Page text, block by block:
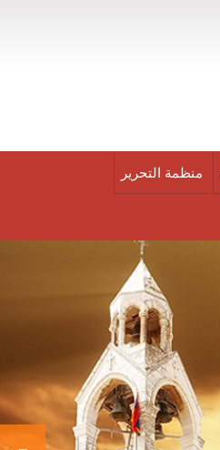
منظمة التحرير